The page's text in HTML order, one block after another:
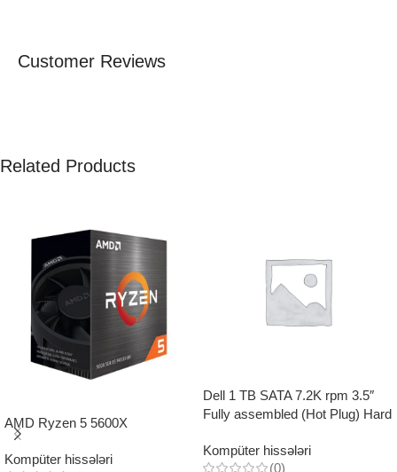
Customer Reviews
Related Products
AMD Ryzen 5 5600X
Kompüter hissələri
Dell 1 TB SATA 7.2K rpm 3.5″
Fully assembled (Hot Plug) Hard
Kompüter hissələri
(0)